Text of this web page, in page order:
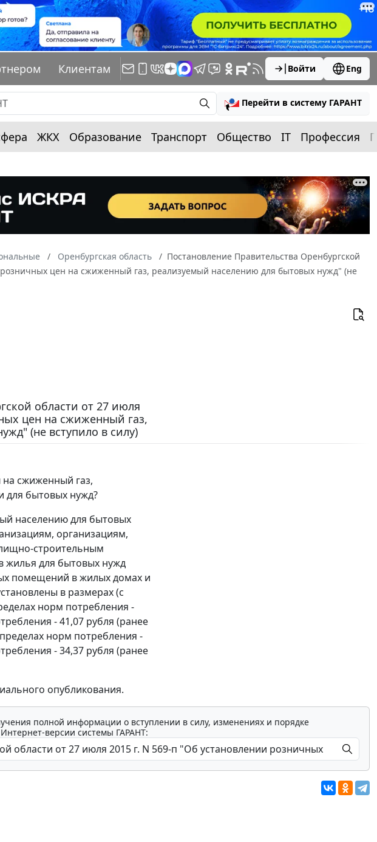
Клиентам Войти Eng
Перейти в систему ГАРАНТ
ЖКХ Образование Транспорт Общество IT Профессия
Оренбургская область
Постановление Правительства Оренбургской
цен на сжиженный газ, реализуемый населению для бытовых нужд" (не
области от 27 июля
цен на сжиженный газ,
(не вступило в силу)
сжиженный газ,
для бытовых нужд?
населению для бытовых
организациям,
строительным
жилья для бытовых нужд
помещений в жилых домах и
в размерах (с
норм потребления -
- 41,07 рубля (ранее
норм потребления -
- 34,37 рубля (ранее
опубликования.
полной информации о вступлении в силу, изменениях и порядке
версии системы ГАРАНТ: